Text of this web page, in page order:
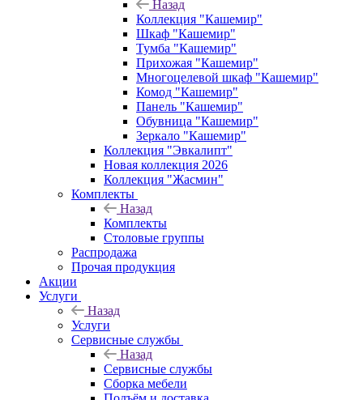
Назад
Коллекция "Кашемир"
Шкаф "Кашемир"
Тумба "Кашемир"
Прихожая "Кашемир"
Многоцелевой шкаф "Кашемир"
Комод "Кашемир"
Панель "Кашемир"
Обувница "Кашемир"
Зеркало "Кашемир"
Коллекция "Эвкалипт"
Новая коллекция 2026
Коллекция "Жасмин"
Комплекты
Назад
Комплекты
Столовые группы
Распродажа
Прочая продукция
Акции
Услуги
Назад
Услуги
Сервисные службы
Назад
Сервисные службы
Сборка мебели